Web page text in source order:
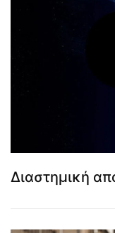
Διαστημική